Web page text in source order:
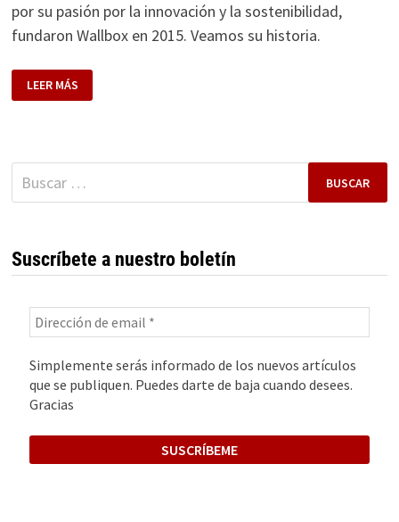
por su pasión por la innovación y la sostenibilidad,
fundaron Wallbox en 2015. Veamos su historia.
HISTORIA
DE
WALLBOX.
LEER MÁS
Buscar:
Suscríbete a nuestro boletín
Simplemente serás informado de los nuevos artículos
que se publiquen. Puedes darte de baja cuando desees.
Gracias